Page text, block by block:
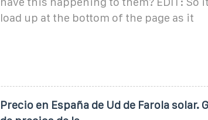
load up at the bottom of the page as it
Precio en España de Ud de Farola solar.